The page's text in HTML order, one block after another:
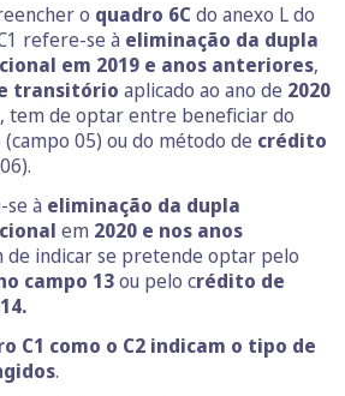
o quadro 6Cdo anexo L do
refere-se à eliminação da dupla
em 2019 e anos anteriores,
transitório aplicado ao ano de 2020
tem de optar entre beneficiar do
(campo 05) ou do método de crédito
se à eliminação da dupla
em 2020 e nos anos
de indicar se pretende optar pelo
campo 13ou pelo crédito de
C1 como o C2 indicam o tipo de
.